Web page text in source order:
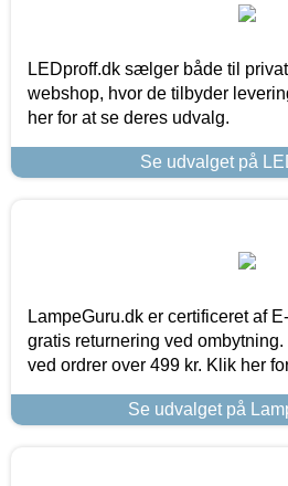
LEDproff.dk sælger både til
webshop, hvor de tilbyder
her for at se deres udvalg.
Se udvalget på
LampeGuru.dk er certificeret af
gratis returnering ved
ved ordrer over 499 kr. Klik her
Se udvalget på